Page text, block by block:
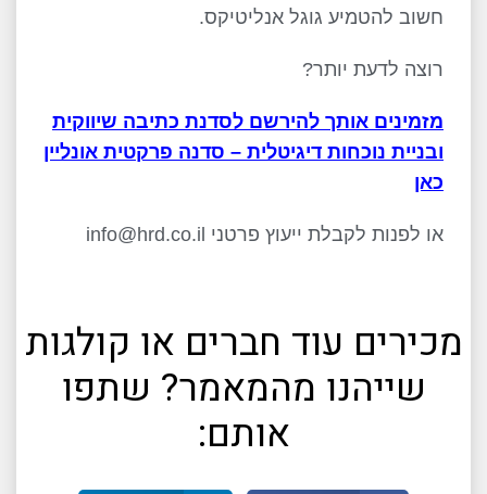
חשוב להטמיע גוגל אנליטיקס.
רוצה לדעת יותר?
מזמינים אותך להירשם לסדנת כתיבה שיווקית
ובניית נוכחות דיגיטלית – סדנה פרקטית אונליין
כאן
או לפנות לקבלת ייעוץ פרטני info@hrd.co.il
מכירים עוד חברים או קולגות
שייהנו מהמאמר? שתפו
אותם: